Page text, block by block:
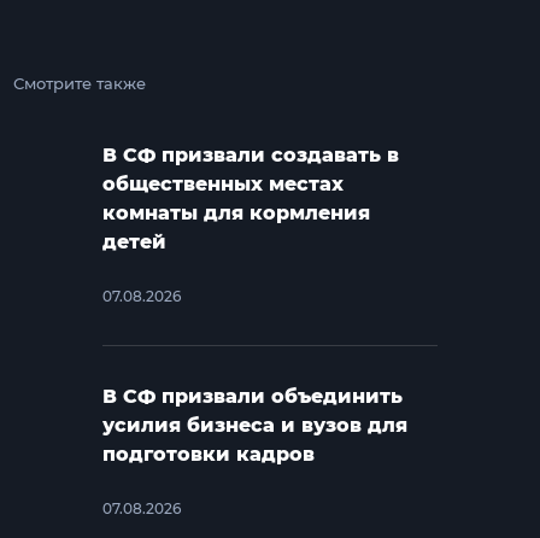
Смотрите также
В СФ призвали создавать в
общественных местах
комнаты для кормления
детей
07.08.2026
В СФ призвали объединить
усилия бизнеса и вузов для
подготовки кадров
07.08.2026